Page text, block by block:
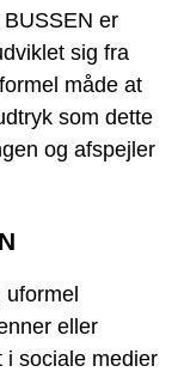
er
sig fra
måde at
som dette
og afspejler
eller
i sociale medier